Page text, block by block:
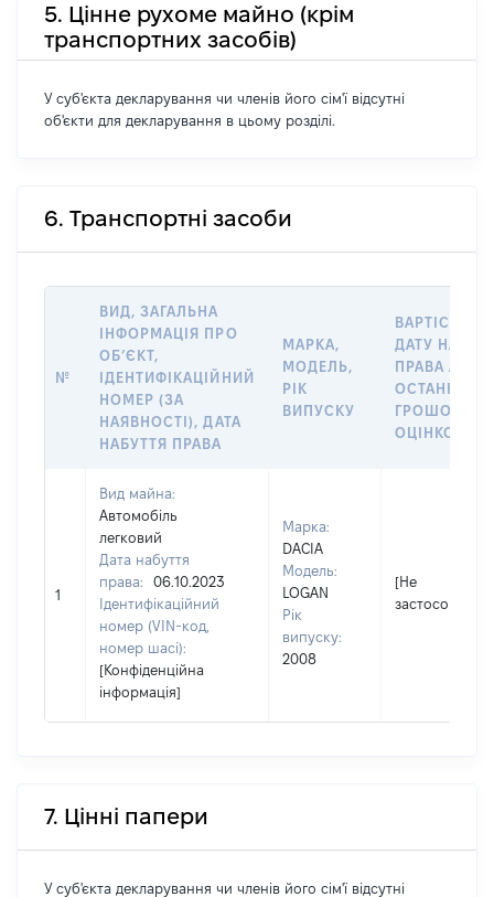
5. Цінне рухоме майно (крім
транспортних засобів)
У суб'єкта декларування чи членів його сім'ї відсутні
об'єкти для декларування в цьому розділі.
6. Транспортні засоби
№
ВИД, ЗАГАЛЬНА
ІНФОРМАЦІЯ ПРО
ОБʼЄКТ,
ІДЕНТИФІКАЦІЙНИЙ
НОМЕР (ЗА
НАЯВНОСТІ), ДАТА
НАБУТТЯ ПРАВА
МАРКА,
МОДЕЛЬ,
РІК
ВИПУСКУ
ВАРТІСТЬ НА
ДАТУ
ПРАВА АБО
ГРОШОВОЮ
ОЦІНКОЮ,
1
Вид майна:
Автомобіль
легковий
Дата набуття
права:
06.10.2023
Ідентифікаційний
номер (VIN-код,
номер шасі):
[Конфіденційна
інформація]
Марка:
DACIA
Модель:
LOGAN
Рік
випуску:
2008
[Не
7. Цінні папери
У суб'єкта декларування чи членів його сім'ї відсутні